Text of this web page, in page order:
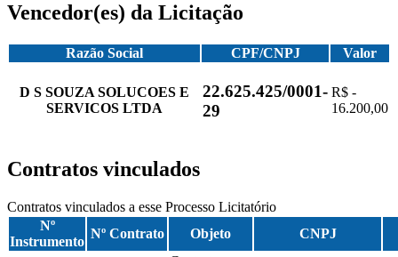
Vencedor(es) da Licitação
Razão Social CPF/CNPJ Valor
D S SOUZA SOLUCOES E
SERVICOS LTDA
22.625.425/0001-
29
R$ -
16.200,00
Contratos vinculados
Contratos vinculados a esse Processo Licitatório
Nº
Instrumento
Nº Contrato Objeto CNPJ